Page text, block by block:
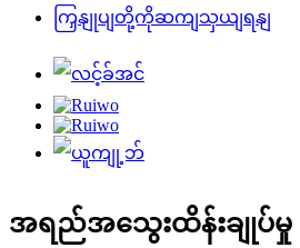
ကြှနျုပျတို့ကိုဆကျသှယျရနျ
အရည်အသွေးထိန်းချုပ်မှု